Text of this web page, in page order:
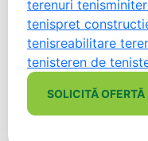
terenuri tenis
tenispret
tenisreabilitare
tenisteren de tenis
SOLICITĂ OFERTĂ